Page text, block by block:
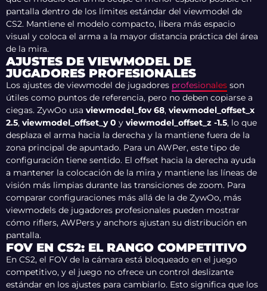
pantalla dentro de los límites estándar del viewmodel de
CS2. Mantiene el modelo compacto, libera más espacio
visual y coloca el arma a la mayor distancia práctica del área
de la mira.
AJUSTES DE VIEWMODEL DE
JUGADORES PROFESIONALES
Los ajustes de viewmodel de jugadores profesionales son
útiles como puntos de referencia, pero no deben copiarse a
ciegas. ZywOo usa viewmodel_fov 68, viewmodel_offset_x
2.5, viewmodel_offset_y 0 y viewmodel_offset_z -1.5, lo que
desplaza el arma hacia la derecha y la mantiene fuera de la
zona principal de apuntado. Para un AWPer, este tipo de
configuración tiene sentido. El offset hacia la derecha ayuda
a mantener la colocación de la mira y mantiene las líneas de
visión más limpias durante las transiciones de zoom. Para
comparar configuraciones más allá de la de ZywOo, más
viewmodels de jugadores profesionales pueden mostrar
cómo riflers, AWPers y anchors ajustan su distribución en
pantalla.
FOV EN CS2: EL RANGO COMPETITIVO
En CS2, el FOV de la cámara está bloqueado en el juego
competitivo, y el juego no ofrece un control deslizante
estándar en los ajustes para cambiarlo. Esto significa que los